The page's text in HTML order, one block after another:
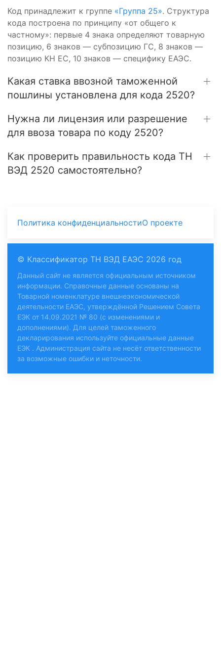
Код принадлежит к группе «Группа 25». Структура
кода построена по принципу «от общего к
частному»: первые 4 знака определяют товарную
позицию, 6 знаков — субпозицию ГС, 8 знаков —
позицию КН ЕС, 10 знаков — специфику ЕАЭС.
Какая ставка ввозной таможенной
пошлины установлена для кода 2520?
Нужна ли лицензия или разрешение
для ввоза товара по коду 2520?
Как проверить правильность кода ТН
ВЭД 2520 самостоятельно?
Политика конфиденциальностиО проекте
© Классификатор ТН ВЭД ЕАЭС 2026 год
Данный сайт не является официальным источником
информации. Справочные данные основаны на
Товарной номенклатуре внешнеэкономической
деятельности ЕАЭС, утверждённой Решением Совета
ЕЭК от 14.09.2021 № 80 (с изменениями и
дополнениями). Для целей таможенного
декларирования используйте официальные данные
ЕЭК . Администрация сайта не несёт ответственности
за возможные ошибки и неточности.